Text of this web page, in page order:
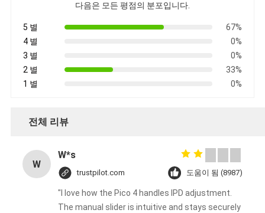
다음은 모든 평점의 분포입니다.
5 별
67%
4 별
0%
3 별
0%
2 별
33%
1 별
0%
전체 리뷰
W
W*s
trustpilot.com 도움이 됨 (8987)
"I love how the Pico 4 handles IPD adjustment.
The manual slider is intuitive and stays securely